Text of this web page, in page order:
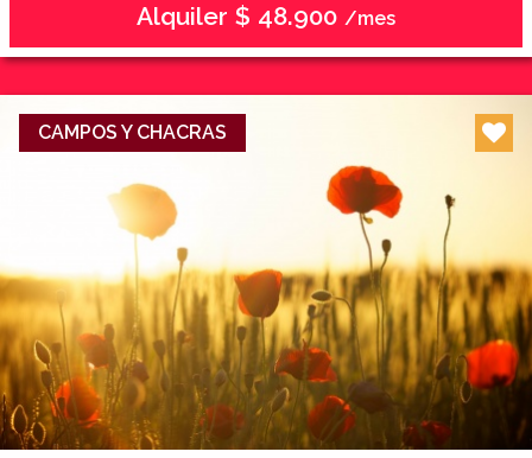
Alquiler $ 48.900 /mes
CAMPOS Y CHACRAS